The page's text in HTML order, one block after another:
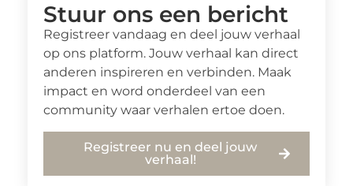
Stuur ons een bericht
Registreer vandaag en deel jouw verhaal
op ons platform. Jouw verhaal kan direct
anderen inspireren en verbinden. Maak
impact en word onderdeel van een
community waar verhalen ertoe doen.
Registreer nu en deel jouw
verhaal!